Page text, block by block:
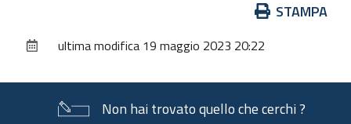
documento
STAMPA
ultima modifica 19 maggio 2023 20:22
Non hai trovato quello che cerchi ?